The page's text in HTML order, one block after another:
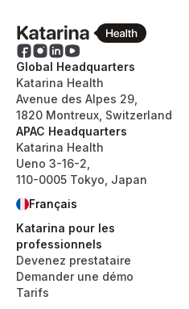
Global Headquarters
Katarina Health
Avenue des Alpes 29,
1820 Montreux, Switzerland
APAC Headquarters
Katarina Health
Ueno 3-16-2,
110-0005 Tokyo, Japan
Français
Katarina pour les
professionnels
Devenez prestataire
Demander une démo
Tarifs